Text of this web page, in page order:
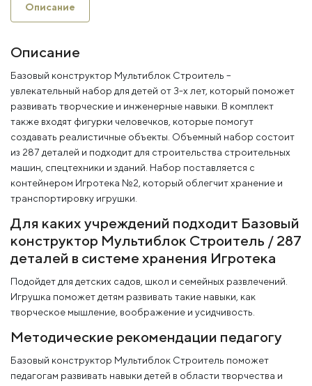
Описание
Описание
Базовый конструктор Мультиблок Строитель –
увлекательный набор для детей от 3-х лет, который поможет
развивать творческие и инженерные навыки. В комплект
также входят фигурки человечков, которые помогут
создавать реалистичные объекты. Объемный набор состоит
из 287 деталей и подходит для строительства строительных
машин, спецтехники и зданий. Набор поставляется с
контейнером Игротека №2, который облегчит хранение и
транспортировку игрушки.
Для каких учреждений подходит Базовый
конструктор Мультиблок Строитель / 287
деталей в системе хранения Игротека
Подойдет для детских садов, школ и семейных развлечений.
Игрушка поможет детям развивать такие навыки, как
творческое мышление, воображение и усидчивость.
Методические рекомендации педагогу
Базовый конструктор Мультиблок Строитель поможет
педагогам развивать навыки детей в области творчества и